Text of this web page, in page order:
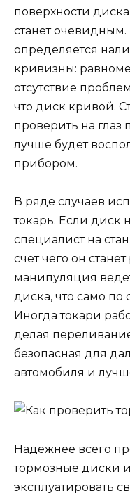
поверхности
станет очевидным.
определяется
кривизны:
отсутствие
что диск кривой.
проверить на
лучше будет
прибором.
В ряде случаев
токарь. Если диск
специалист на
счет чего он
манипуляция
диска, что само по
Иногда токари
делая
безопасная для
автомобиля и
Надежнее всего
тормозные диски
эксплуатировать